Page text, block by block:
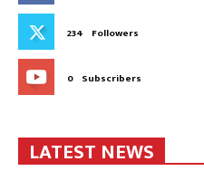
234 Followers
0 Subscribers
LATEST NEWS